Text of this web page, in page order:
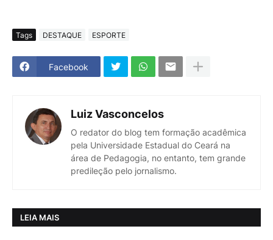
Tags DESTAQUE ESPORTE
Facebook
Luiz Vasconcelos
O redator do blog tem formação acadêmica
pela Universidade Estadual do Ceará na
área de Pedagogia, no entanto, tem grande
predileção pelo jornalismo.
LEIA MAIS